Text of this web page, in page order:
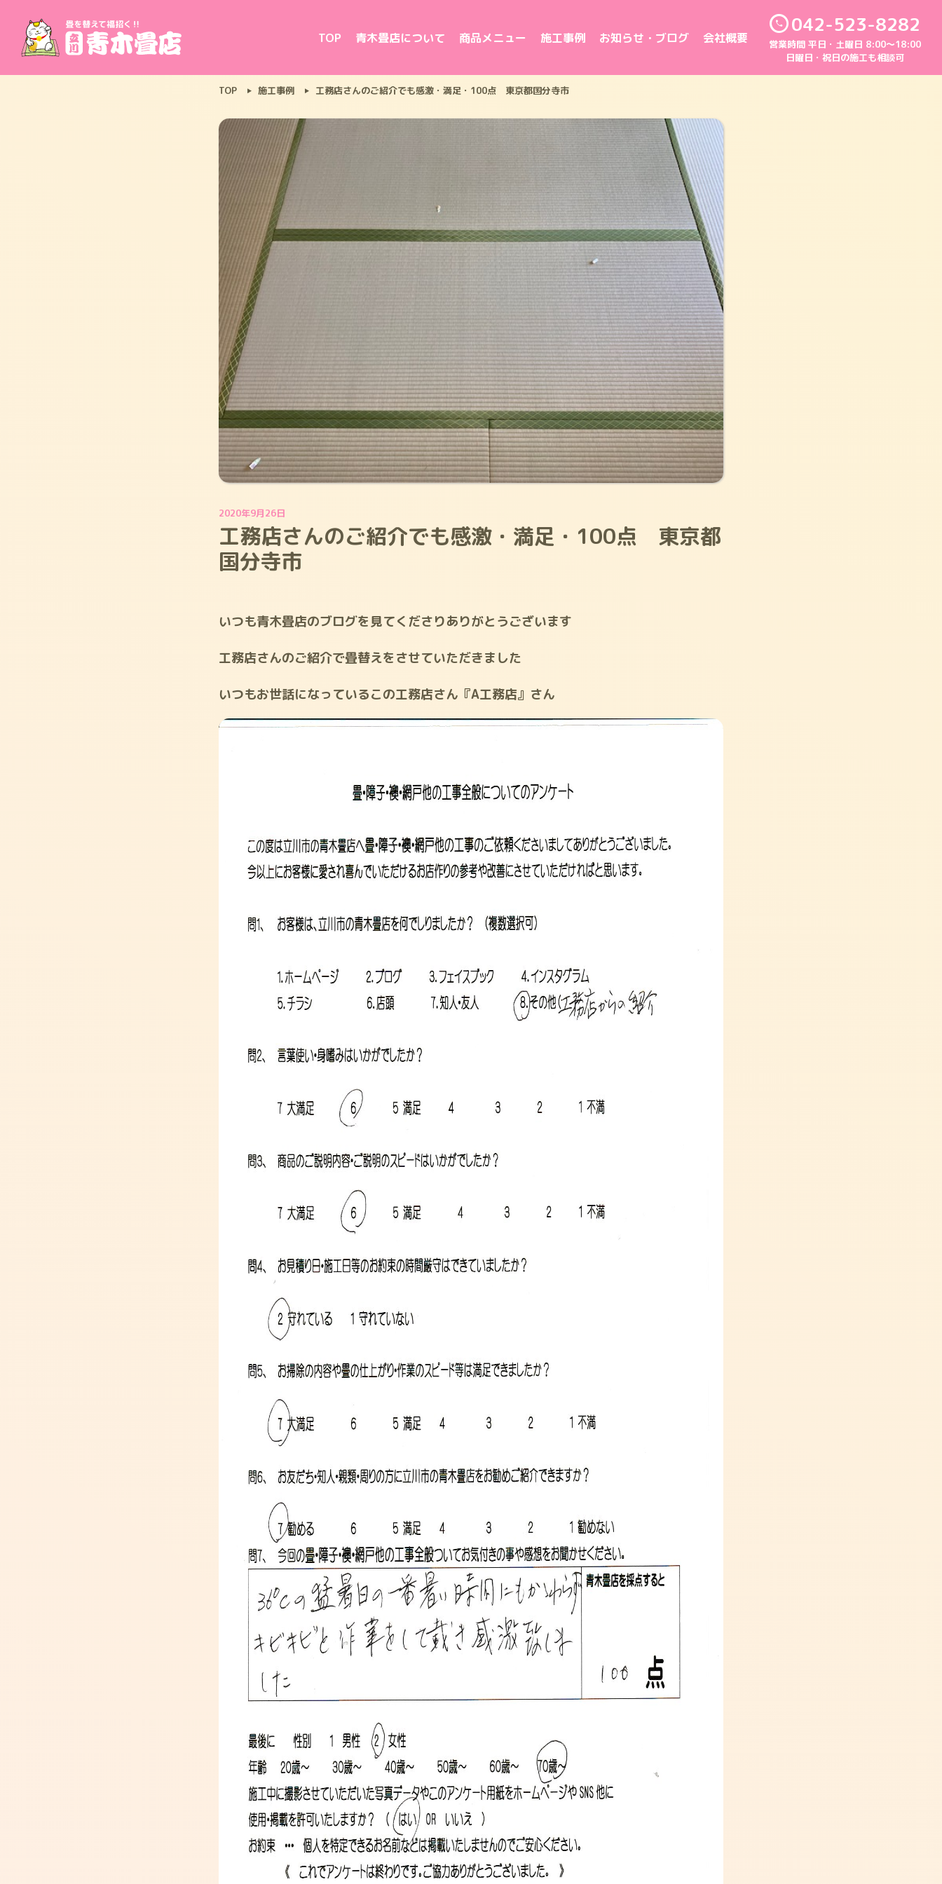
TOP 青木畳店について 商品メニュー 施工事例 お知らせ・ブログ 会社概要
042-523-8282
営業時間 平日・土曜日 8:00～18:00
日曜日・祝日の施工も相談可
TOP 施工事例 工務店さんのご紹介でも感激・満足・100点 東京都国分寺市
2020年9月26日
工務店さんのご紹介でも感激・満足・100点 東京都
国分寺市
いつも青木畳店のブログを見てくださりありがとうございます
工務店さんのご紹介で畳替えをさせていただきました
いつもお世話になっているこの工務店さん『A工務店』さん